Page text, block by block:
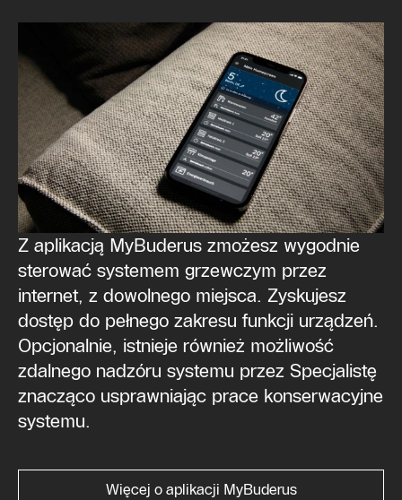
Z aplikacją MyBuderus zmożesz wygodnie
sterować systemem grzewczym przez
internet, z dowolnego miejsca. Zyskujesz
dostęp do pełnego zakresu funkcji urządzeń.
Opcjonalnie, istnieje również możliwość
zdalnego nadzóru systemu przez Specjalistę
znacząco usprawniając prace konserwacyjne
systemu.
Więcej o aplikacji MyBuderus